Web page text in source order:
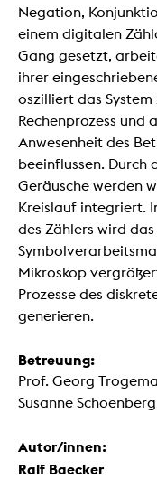
Negation,
einem digitalen
Gang gesetzt,
ihrer
oszilliert das
Rechenprozess und
Anwesenheit des
beeinflussen. Durch
Geräusche werden
Kreislauf integriert.
des Zählers wird
Mikroskop
Prozesse des
generieren.
Betreuung:
Prof. Georg
Susanne Schoenberg
Autor/innen:
Ralf Baecker